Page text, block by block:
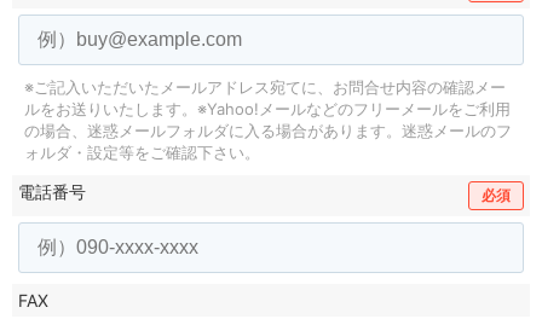
※ご記入いただいたメールアドレス宛てに、お問合せ内容の確認メー
ルをお送りいたします。 ※Yahoo!メールなどのフリーメールをご利用
の場合、迷惑メールフォルダに入る場合があります。 迷惑メールのフ
ォルダ・設定等をご確認下さい。
電話番号 必須
FAX